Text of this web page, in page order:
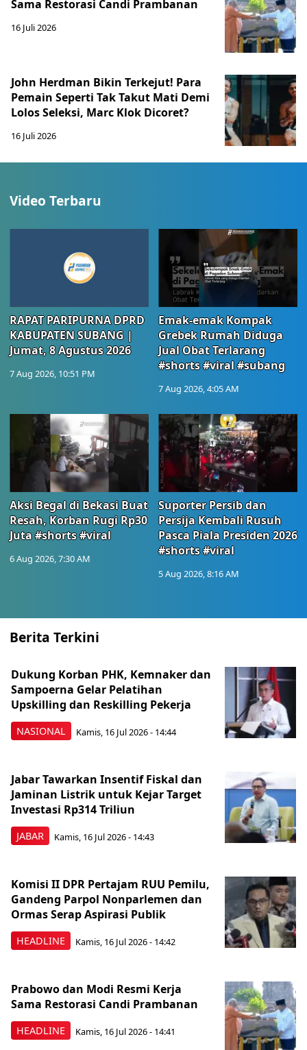
Sama Restorasi Candi Prambanan
16 Juli 2026
John Herdman Bikin Terkejut! Para
Pemain Seperti Tak Takut Mati Demi
Lolos Seleksi, Marc Klok Dicoret?
16 Juli 2026
Video Terbaru
RAPAT PARIPURNA DPRD
KABUPATEN SUBANG |
Jumat, 8 Agustus 2026
7 Aug 2026, 10:51 PM
Emak-emak Kompak
Grebek Rumah Diduga
Jual Obat Terlarang
#shorts #viral #subang
7 Aug 2026, 4:05 AM
Aksi Begal di Bekasi Buat
Resah, Korban Rugi Rp30
Juta #shorts #viral
6 Aug 2026, 7:30 AM
Suporter Persib dan
Persija Kembali Rusuh
Pasca Piala Presiden 2026
#shorts #viral
5 Aug 2026, 8:16 AM
Berita Terkini
NASIONAL
Dukung Korban PHK, Kemnaker dan
Sampoerna Gelar Pelatihan
Upskilling dan Reskilling Pekerja
Kamis, 16 Jul 2026 - 14:44
JABAR
Jabar Tawarkan Insentif Fiskal dan
Jaminan Listrik untuk Kejar Target
Investasi Rp314 Triliun
Kamis, 16 Jul 2026 - 14:43
HEADLINE
Komisi II DPR Pertajam RUU Pemilu,
Gandeng Parpol Nonparlemen dan
Ormas Serap Aspirasi Publik
Kamis, 16 Jul 2026 - 14:42
HEADLINE
Prabowo dan Modi Resmi Kerja
Sama Restorasi Candi Prambanan
Kamis, 16 Jul 2026 - 14:41